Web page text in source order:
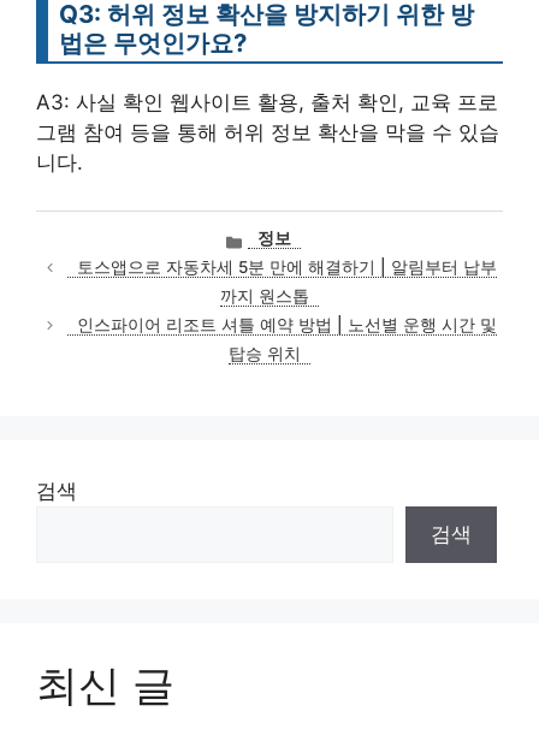
Q3: 허위 정보 확산을 방지하기 위한 방
법은 무엇인가요?
A3: 사실 확인 웹사이트 활용, 출처 확인, 교육 프로
그램 참여 등을 통해 허위 정보 확산을 막을 수 있습
니다.
카
테
고
리
정보
토스앱으로 자동차세 5분 만에 해결하기 | 알림부터 납부
까지 원스톱
인스파이어 리조트 셔틀 예약 방법 | 노선별 운행 시간 및
탑승 위치
검색
검색
최신 글